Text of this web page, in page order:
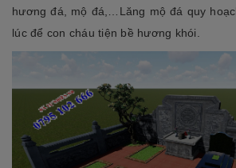
hương đá, mộ đá,…Lăng mộ đá quy
lúc để con cháu tiện bề hương khói.